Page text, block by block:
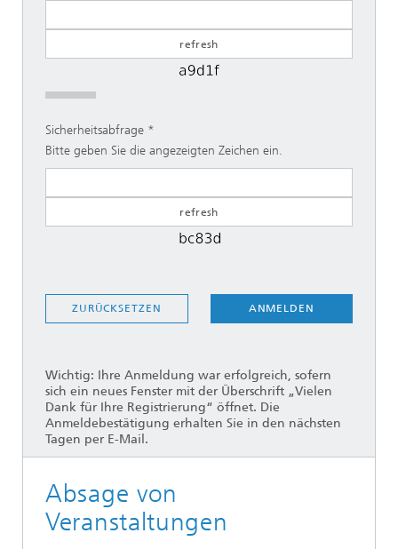
Sicherheitsabfrage
Bitte geben Sie die angezeigten Zeichen ein.
ANMELDEN
ZURÜCKSETZEN
Wichtig: Ihre Anmeldung war erfolgreich, sofern
sich ein neues Fenster mit der Überschrift „Vielen
Dank für Ihre Registrierung“ öffnet. Die
Anmeldebestätigung erhalten Sie in den nächsten
Tagen per E-Mail.
Absage von
Veranstaltungen